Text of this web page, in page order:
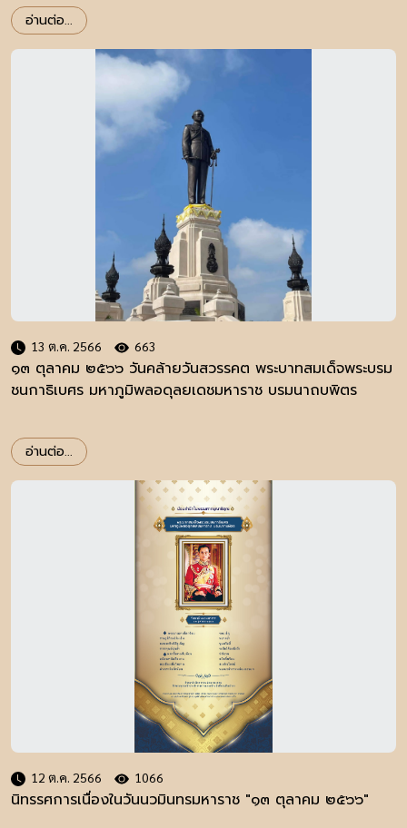
อ่านต่อ...
13 ต.ค. 2566 663
๑๓ ตุลาคม ๒๕๖๖ วันคล้ายวันสวรรคต พระบาทสมเด็จพระบรม
ชนกาธิเบศร มหาภูมิพลอดุลยเดชมหาราช บรมนาถบพิตร
อ่านต่อ...
12 ต.ค. 2566 1066
นิทรรศการเนื่องในวันนวมินทรมหาราช "๑๓ ตุลาคม ๒๕๖๖"